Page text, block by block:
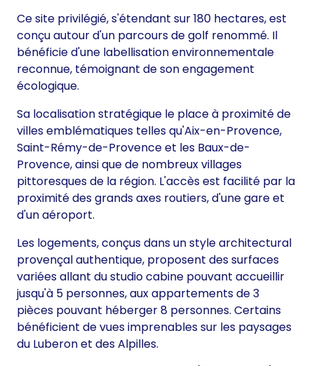
Ce site privilégié, s'étendant sur 180 hectares, est
conçu autour d'un parcours de golf renommé. Il
bénéficie d'une labellisation environnementale
reconnue, témoignant de son engagement
écologique.
Sa localisation stratégique le place à proximité de
villes emblématiques telles qu'Aix-en-Provence,
Saint-Rémy-de-Provence et les Baux-de-
Provence, ainsi que de nombreux villages
pittoresques de la région. L'accès est facilité par la
proximité des grands axes routiers, d'une gare et
d'un aéroport.
Les logements, conçus dans un style architectural
provençal authentique, proposent des surfaces
variées allant du studio cabine pouvant accueillir
jusqu'à 5 personnes, aux appartements de 3
pièces pouvant héberger 8 personnes. Certains
bénéficient de vues imprenables sur les paysages
du Luberon et des Alpilles.